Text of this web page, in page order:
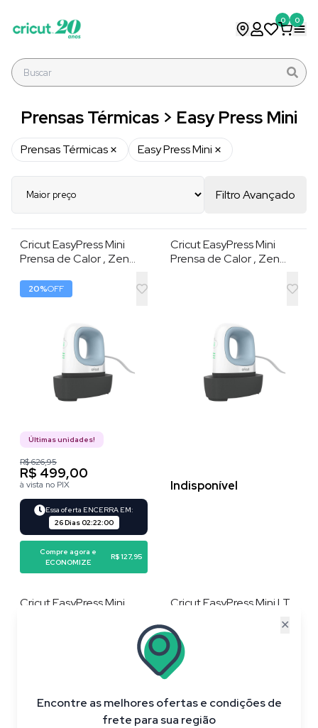
0 0
✕
Encontre as melhores ofertas e condições de
frete para sua região
Prensas Térmicas > Easy Press Mini
Prensas Térmicas Easy Press Mini
Filtro Avançado
Cricut EasyPress Mini
Prensa de Calor , Zen
Temperatura , Placa 8,3
× 5 cm
20%OFF
Últimas unidades!
R$ 626,95
R$ 499,00
à vista no PIX
Essa oferta ENCERRA EM:
26 Dias02:22:00
Compre agora e
ECONOMIZE
R$ 127,95
Cricut EasyPress Mini
Prensa de Calor , Zen
Temperatura , Placa 8,3
Indisponível
Cricut EasyPress Mini
220V , 3 Temperaturas ,
Cricut EasyPress Mini LT ,